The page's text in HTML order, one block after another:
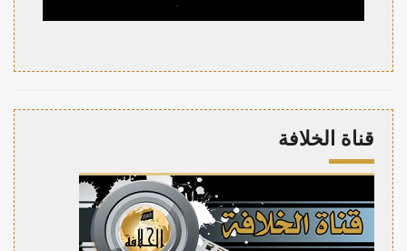
قناة الخلافة